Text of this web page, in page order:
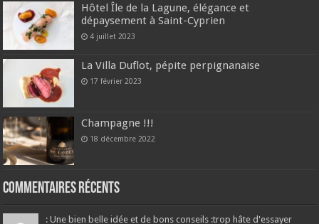
Hôtel Île de la Lagune, élégance et
dépaysement à Saint-Cyprien
4 juillet 2023
La Villa Duflot, pépite perpignanaise
17 février 2023
Champagne !!!
18 décembre 2022
Commentaires récents
: Une bien belle idée et de bons conseils :trop hâte d'essayer